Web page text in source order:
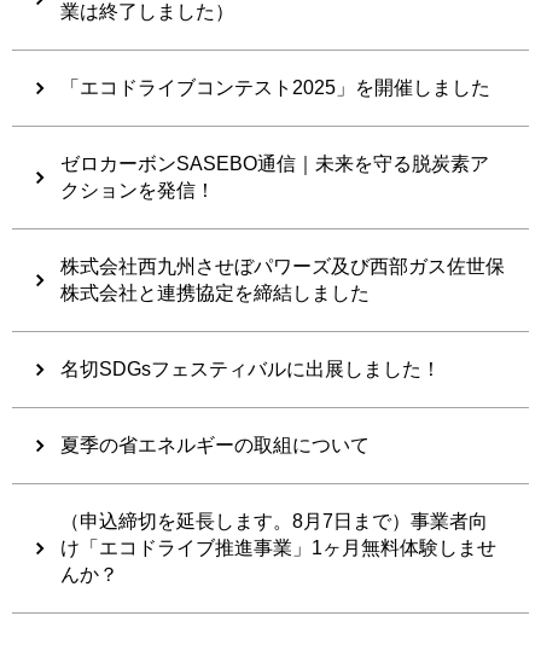
業は終了しました）
「エコドライブコンテスト2025」を開催しました
ゼロカーボンSASEBO通信｜未来を守る脱炭素ア
クションを発信！
株式会社西九州させぼパワーズ及び西部ガス佐世保
株式会社と連携協定を締結しました
名切SDGsフェスティバルに出展しました！
夏季の省エネルギーの取組について
（申込締切を延長します。8月7日まで）事業者向
け「エコドライブ推進事業」1ヶ月無料体験しませ
んか？